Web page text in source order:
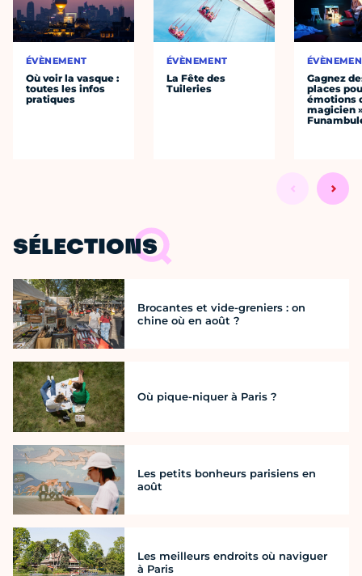
ÉVÈNEMENT
Où voir la vasque :
toutes les infos
pratiques
ÉVÈNEMENT
La Fête des
Tuileries
Gagnez
places
émotions
magicien
SÉLECTIONS
Brocantes et vide-greniers : on
chine où en août ?
Où pique-niquer à Paris ?
Les petits bonheurs parisiens en
août
Les meilleurs endroits où naviguer
à Paris